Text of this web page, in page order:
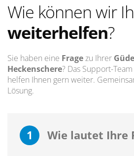
Wie können wir
weiterhelfen?
Sie haben eine Fragezu Ihrer
Heckenschere? Das Support-
helfen Ihnen gern weiter.
Lösung.
1 Wie lautet Ihre